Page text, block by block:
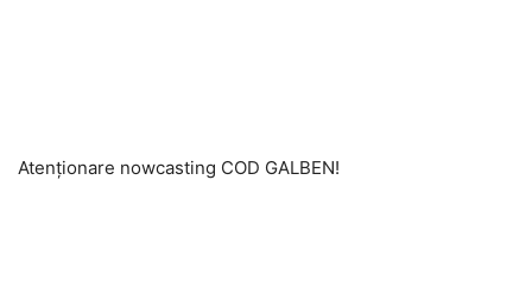
Atenționare nowcasting COD GALBEN!